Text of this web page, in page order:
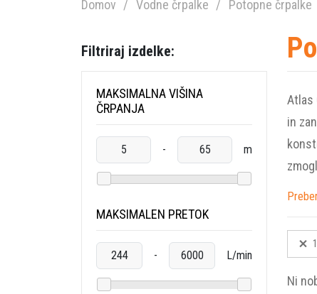
Domov Vodne črpalke Potopne črpalke
Filtriraj izdelke:
MAKSIMALNA VIŠINA
ČRPANJA
- m
MAKSIMALEN PRETOK
- L/min
Atlas
in
Ni